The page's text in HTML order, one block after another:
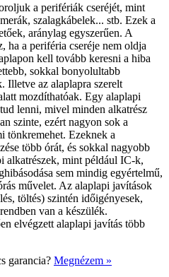
a perifériák cseréjét, mint
szalagkábelek... stb. Ezek a
aránylag egyszerűen. A
ha a periféria cseréje nem oldja
kell tovább keresni a hiba
sokkal bonyolultabb
Illetve az alaplapra szerelt
mozdíthatóak. Egy alaplapi
lenni, mivel minden alkatrész
szinte, ezért nagyon sok a
tönkremehet. Ezeknek a
több órát, és sokkal nagyobb
alkatrészek, mint például IC-k,
sem mindig egyértelmű,
művelet. Az alaplapi javítások
töltés) szintén időigényesek,
van a készülék.
elvégzett alaplapi javítás több
garancia? Megnézem »